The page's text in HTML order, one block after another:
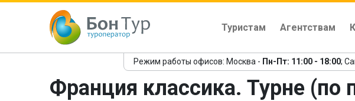
Туристам Агентствам
Режим работы офисов: Москва - Пн-Пт: 11:00 - 18:00;
Франция классика. Турне (по